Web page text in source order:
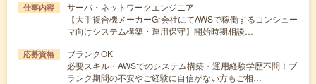
仕事内容
サーバ・ネットワークエンジニア
【大手複合機メーカーGr会社にてAWSで稼働するコンシュー
マ向けシステム構築・運用保守】開始時期相談…
応募資格
ブランクOK
必要スキル・AWSでのシステム構築・運用経験学歴不問！ブ
ランク期間の不安やご経験に自信がない方もご相…